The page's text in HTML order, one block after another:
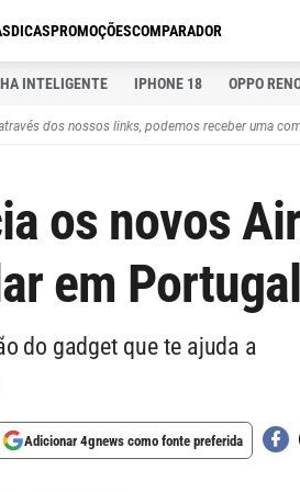
DICASPROMOÇÕESCOMPARADOR
INTELIGENTE IPHONE 18 OPPO
dos nossos links, podemos receber uma
os novos
em Portugal
do gadget que te ajuda a
Adicionar 4gnews como fonte preferida